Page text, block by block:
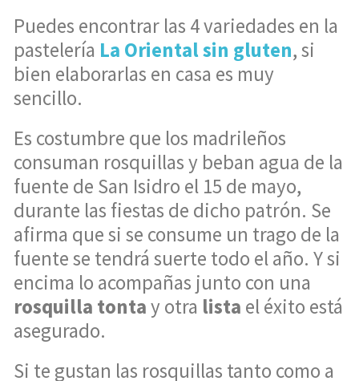
Puedes encontrar las 4 variedades en la
pastelería La Oriental sin gluten, si
bien elaborarlas en casa es muy
sencillo.
Es costumbre que los madrileños
consuman rosquillas y beban agua de la
fuente de San Isidro el 15 de mayo,
durante las fiestas de dicho patrón. Se
afirma que si se consume un trago de la
fuente se tendrá suerte todo el año. Y si
encima lo acompañas junto con una
rosquilla tontay otra lista el éxito está
asegurado.
Si te gustan las rosquillas tanto como a